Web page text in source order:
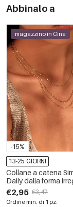
Abbinalo a
-15%
magazzino in Cina
13-25 GIORNI
Collane a catena
Daily dalla forma
acciaio inossidabile e
impermeabili.
€2,95 €3,47
Ordine min. di 1 pz.